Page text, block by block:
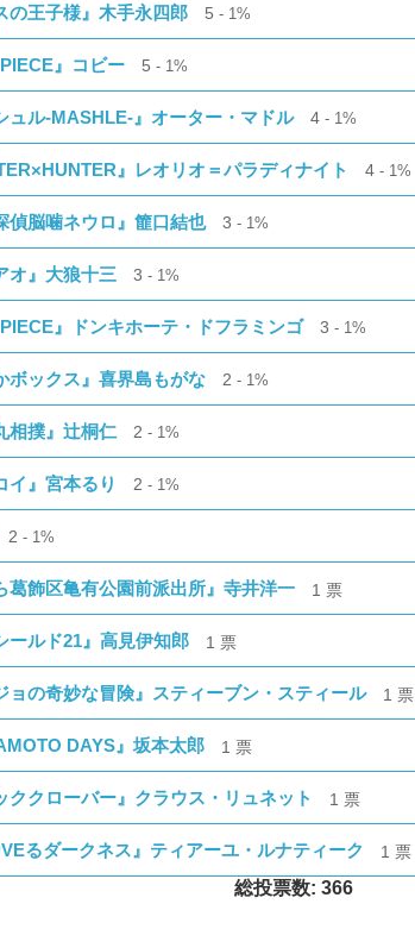
の王子様』木手永四郎 5 1%
PIECE』コビー 5 1%
ュル-MASHLE-』オーター・マドル 4 1%
』レオリオ＝パラディナイト 4 1%
偵脳噛ネウロ』篚口結也 3 1%
オ』大狼十三 3 1%
PIECE』ドンキホーテ・ドフラミンゴ 3 1%
ボックス』喜界島もがな 2 1%
相撲』辻桐仁 2 1%
イ』宮本るり 2 1%
2 1%
葛飾区亀有公園前派出所』寺井洋一 1 票
ールド21』高見伊知郎 1 票
ョの奇妙な冒険』スティーブン・スティール 1 票
DAYS』坂本太郎 1 票
ククローバー』クラウス・リュネット 1 票
るダークネス』ティアーユ・ルナティーク 1 票
総投票数: 366